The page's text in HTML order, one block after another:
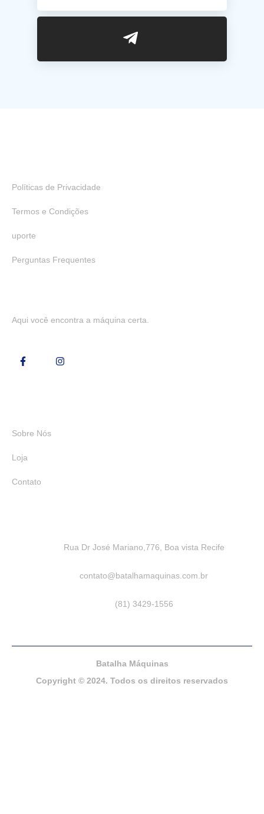
Políticas de Privacidade
Termos e Condições
uporte
Perguntas Frequentes
Aqui você encontra a máquina certa.
Sobre Nós
Loja
Contato
Rua Dr José Mariano,776, Boa vista Recife
contato@batalhamaquinas.com.br
(81) 3429-1556
Batalha Máquinas
Copyright © 2024. Todos os direitos reservados